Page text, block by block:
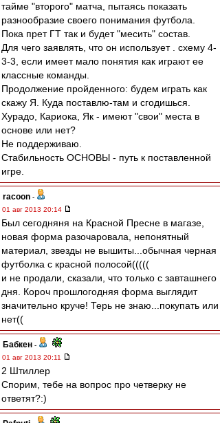
тайме "второго" матча, пытаясь показать
разнообразие своего понимания футбола.
Пока прет ГТ так и будет "месить" состав.
Для чего заявлять, что он использует . схему 4-
3-3, если имеет мало понятия как играют ее
классные команды.
Продолжение пройденного: будем играть как
скажу Я. Куда поставлю-там и сгодишься.
Хурадо, Кариока, Як - имеют "свои" места в
основе или нет?
Не поддерживаю.
Стабильность ОСНОВЫ - путь к поставленной
игре.
racoon -
01 авг 2013 20:14
Был сегодняня на Красной Пресне в магазе,
новая форма разочаровала, непонятный
материал, звезды не вышиты...обычная черная
футболка с красной полосой(((((
и не продали, сказали, что только с завташнего
дня. Короч прошлогодняя форма выглядит
значительно круче! Терь не знаю...покупать или
нет((
Бабкен -
01 авг 2013 20:11
2 Штиллер
Спорим, тебе на вопрос про четверку не
ответят?:)